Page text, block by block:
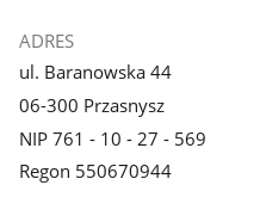
ADRES
ul. Baranowska 44
06-300 Przasnysz
NIP 761 - 10 - 27 - 569
Regon 550670944